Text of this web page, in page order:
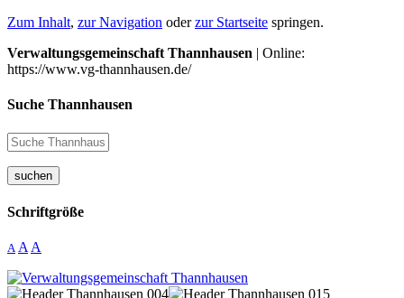
Zum Inhalt, zur Navigation oderzur Startseite springen.
Verwaltungsgemeinschaft Thannhausen | Online:
https://www.vg-thannhausen.de/
Suche Thannhausen
suchen
Schriftgröße
A A A